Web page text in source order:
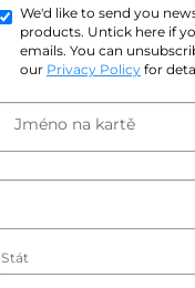
We'd like to send you
products. Untick here if
emails. You can
our Privacy Policy for
Jméno na kartě
Stát